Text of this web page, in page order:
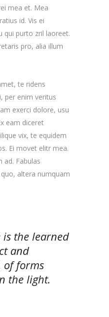
mea et. Mea
id. Vis ei
qui purto zril laoreet.
pro, alia illum
te ridens
per enim veritus
exerci dolore, usu
eam diceret
vix, te equidem
Ei movet elitr mea.
ad. Fabulas
altera numquam
the learned
and
of forms
the light.